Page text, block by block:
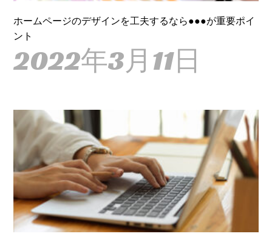
ホームページのデザインを工夫するなら●●●が重要ポイ
ント
2022年3月11日